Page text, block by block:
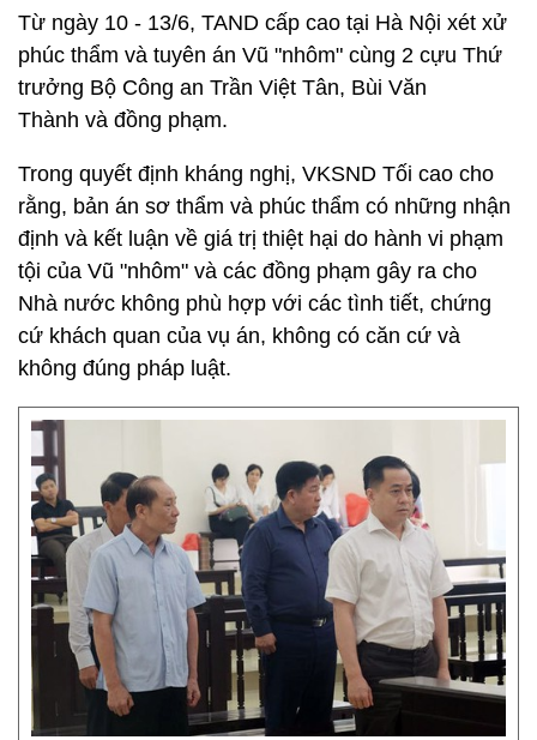
Từ ngày 10 - 13/6, TAND cấp cao tại Hà Nội xét xử
phúc thẩm và tuyên án Vũ "nhôm" cùng 2 cựu Thứ
trưởng Bộ Công an Trần Việt Tân, Bùi Văn
Thành và đồng phạm.
Trong quyết định kháng nghị, VKSND Tối cao cho
rằng, bản án sơ thẩm và phúc thẩm có những nhận
định và kết luận về giá trị thiệt hại do hành vi phạm
tội của Vũ "nhôm" và các đồng phạm gây ra cho
Nhà nước không phù hợp với các tình tiết, chứng
cứ khách quan của vụ án, không có căn cứ và
không đúng pháp luật.